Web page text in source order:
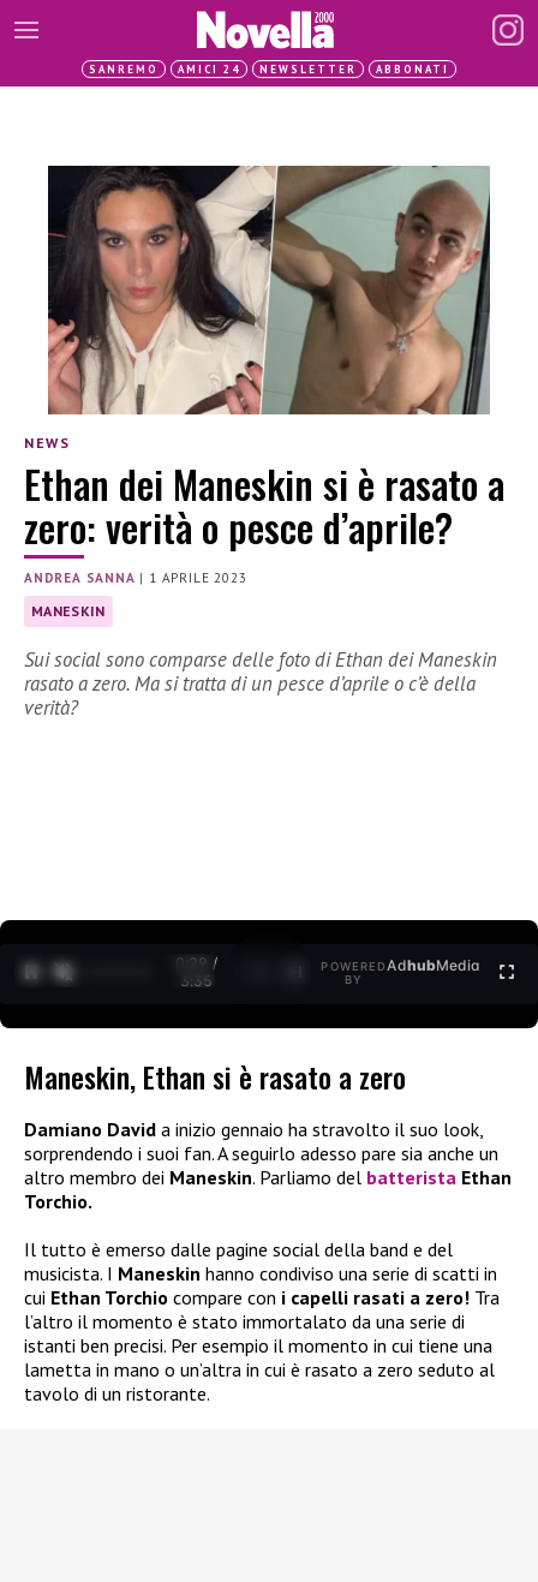
SANREMO AMICI 24 NEWSLETTER ABBONATI
NEWS
Ethan dei Maneskin si è rasato a
zero: verità o pesce d’aprile?
ANDREA SANNA | 1 APRILE 2023
MANESKIN
Sui social sono comparse delle foto di Ethan dei Maneskin
rasato a zero. Ma si tratta di un pesce d’aprile o c’è della
verità?
0:30 /
3:35
POWERED
BY
AdhubMedia
Maneskin, Ethan si è rasato a zero
Damiano David a inizio gennaio ha stravolto il suo look,
sorprendendo i suoi fan. A seguirlo adesso pare sia anche un
altro membro dei Maneskin. Parliamo del batterista Ethan
Torchio.
Il tutto è emerso dalle pagine social della band e del
musicista. I Maneskin hanno condiviso una serie di scatti in
cui Ethan Torchio compare con i capelli rasati a zero! Tra
l’altro il momento è stato immortalato da una serie di
istanti ben precisi. Per esempio il momento in cui tiene una
lametta in mano o un’altra in cui è rasato a zero seduto al
tavolo di un ristorante.